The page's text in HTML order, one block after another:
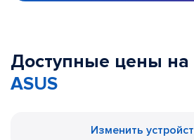
Доступные цены на
ASUS
Изменить